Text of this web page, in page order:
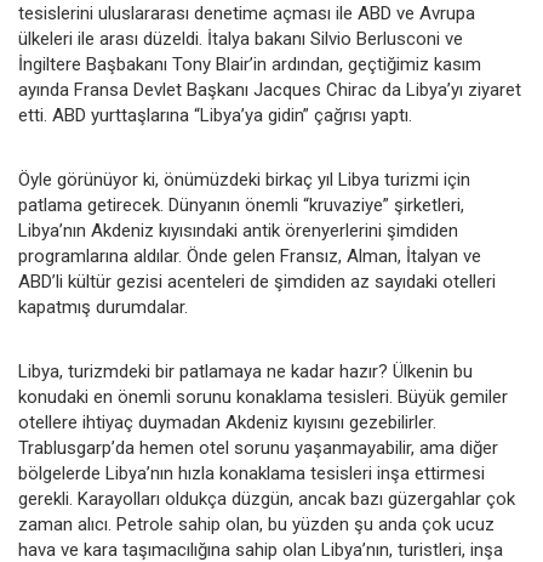
tesislerini uluslararası denetime açması ile ABD ve Avrupa
ülkeleri ile arası düzeldi. İtalya bakanı Silvio Berlusconi ve
İngiltere Başbakanı Tony Blair’in ardından, geçtiğimiz kasım
ayında Fransa Devlet Başkanı Jacques Chirac da Libya’yı ziyaret
etti. ABD yurttaşlarına “Libya’ya gidin” çağrısı yaptı.
Öyle görünüyor ki, önümüzdeki birkaç yıl Libya turizmi için
patlama getirecek. Dünyanın önemli “kruvaziye” şirketleri,
Libya’nın Akdeniz kıyısındaki antik örenyerlerini şimdiden
programlarına aldılar. Önde gelen Fransız, Alman, İtalyan ve
ABD’li kültür gezisi acenteleri de şimdiden az sayıdaki otelleri
kapatmış durumdalar.
Libya, turizmdeki bir patlamaya ne kadar hazır? Ülkenin bu
konudaki en önemli sorunu konaklama tesisleri. Büyük gemiler
otellere ihtiyaç duymadan Akdeniz kıyısını gezebilirler.
Trablusgarp’da hemen otel sorunu yaşanmayabilir, ama diğer
bölgelerde Libya’nın hızla konaklama tesisleri inşa ettirmesi
gerekli. Karayolları oldukça düzgün, ancak bazı güzergahlar çok
zaman alıcı. Petrole sahip olan, bu yüzden şu anda çok ucuz
hava ve kara taşımacılığına sahip olan Libya’nın, turistleri, inşa